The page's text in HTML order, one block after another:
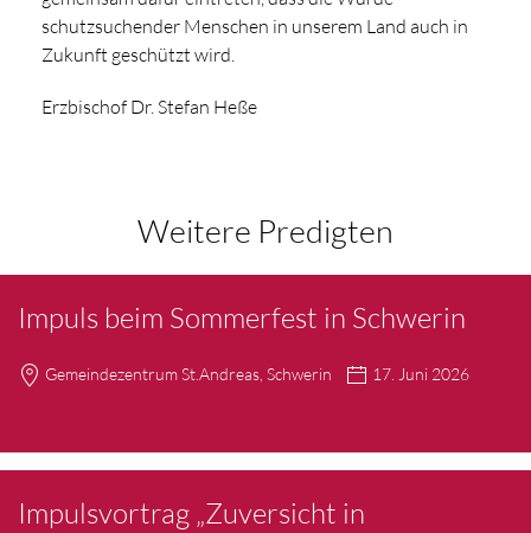
schutzsuchender Menschen in unserem Land auch in
Zukunft geschützt wird.
Erzbischof Dr. Stefan Heße
Weitere Predigten
Impuls beim Sommerfest in Schwerin
Gemeindezentrum St.Andreas, Schwerin 17. Juni 2026
Impulsvortrag „Zuversicht in